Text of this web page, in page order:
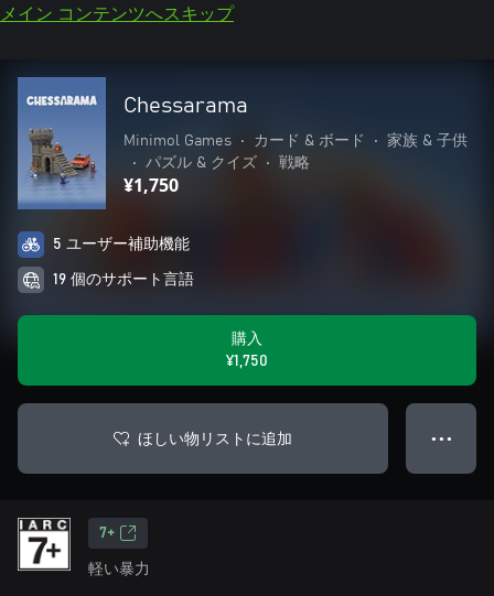
メイン コンテンツへスキップ
Chessarama
Minimol Games • カード & ボード •
家族 & 子供
•
パズル & クイズ • 戦略
¥1,750
5 ユーザー補助機能
19 個のサポート言語
購入
¥1,750
ほしい物リストに追加 ● ● ●
7+
軽い暴力